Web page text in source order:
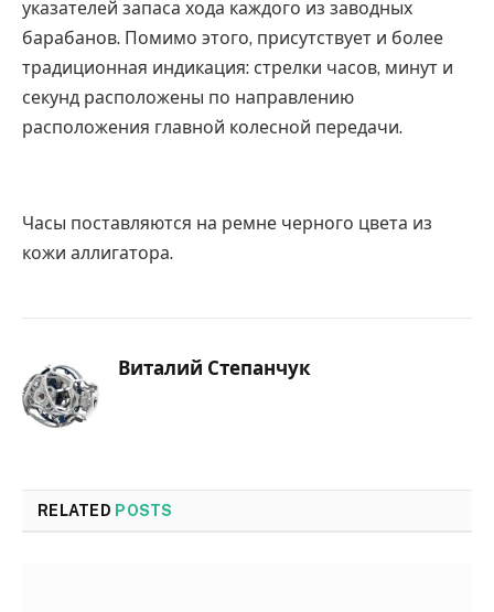
указателей запаса хода каждого из заводных
барабанов. Помимо этого, присутствует и более
традиционная индикация: стрелки часов, минут и
секунд расположены по направлению
расположения главной колесной передачи.
Часы поставляются на ремне черного цвета из
кожи аллигатора.
Виталий Степанчук
RELATED POSTS